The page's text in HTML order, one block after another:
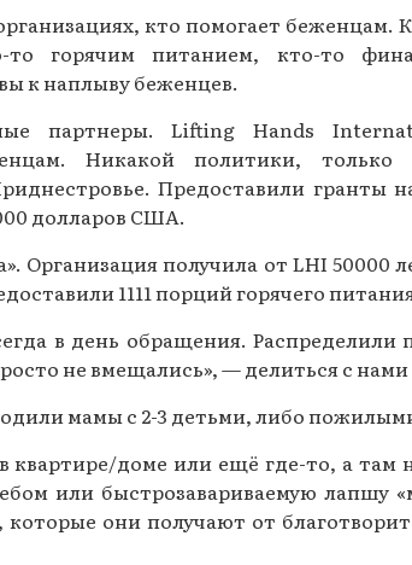
Газеты за 2015 г.
Газеты за 2014 г.
Газеты за 2013 г.
Газеты за 2012 г.
кто помогает беженцам.
горячим питанием, кто-то
к наплыву беженцев.
партнеры. Lifting Hands
Никакой политики, только
Предоставили гранты
долларов США.
Организация получила от LHI 50000
1111 порций горячего
в день обращения. Распределили
не вмещались», — делиться с
мамы с 2-3 детьми, либо
квартире/доме или ещё где-то, а
или быстрозавариваемую лапшу
они получают от